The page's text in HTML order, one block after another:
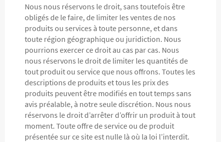
Nous nous réservons le droit, sans toutefois être
obligés de le faire, de limiter les ventes de nos
produits ou services à toute personne, et dans
toute région géographique ou juridiction. Nous
pourrions exercer ce droit au cas par cas. Nous
nous réservons le droit de limiter les quantités de
tout produit ou service que nous offrons. Toutes les
descriptions de produits et tous les prix des
produits peuvent être modifiés en tout temps sans
avis préalable, à notre seule discrétion. Nous nous
réservons le droit d’arrêter d’offrir un produit à tout
moment. Toute offre de service ou de produit
présentée sur ce site est nulle là où la loi l’interdit.